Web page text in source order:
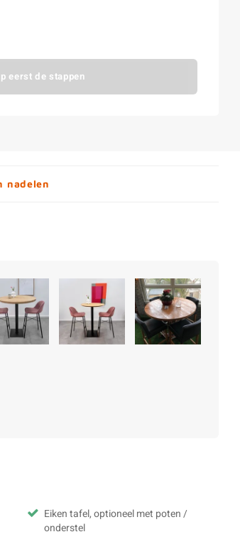
eerst de stappen
nadelen
Eiken tafel, optioneel met poten /
onderstel